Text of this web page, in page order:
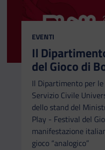
CATEGORIA:
EVENTI
Il
del Gioco di
Il Dipartimento per
Servizio Civile
dello stand del
Play - Festival del
manifestazione
gioco “analogico”